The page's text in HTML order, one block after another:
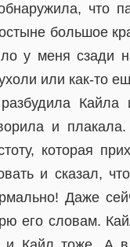
что
большое
у меня сзади
или как-то
Кайла
и
которая
и сказал,
Даже
его словам.